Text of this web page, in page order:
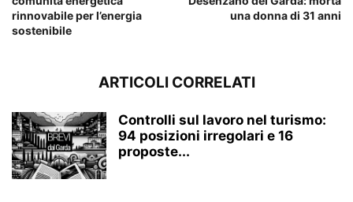
rinnovabile per l’energia
sostenibile
una donna di 31 anni
ARTICOLI CORRELATI
Controlli sul lavoro nel turismo:
94 posizioni irregolari e 16
proposte...